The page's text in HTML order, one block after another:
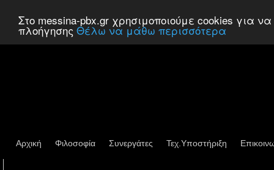
Στο messina-pbx.gr χρησιμοποιούμε cookies για
πλοήγησης Θέλω να μάθω περισσότερα
Αρχική Φιλοσοφία Συνεργάτες Τεχ.Υποστήριξη